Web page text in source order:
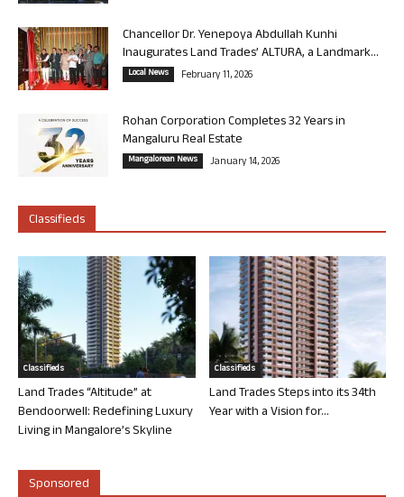
Chancellor Dr. Yenepoya Abdullah Kunhi
Inaugurates Land Trades’ ALTURA, a Landmark...
Local News February 11, 2026
Rohan Corporation Completes 32 Years in
Mangaluru Real Estate
Mangalorean News January 14, 2026
Classifieds
Classifieds
Land Trades “Altitude” at
Bendoorwell: Redefining Luxury
Living in Mangalore’s Skyline
Classifieds
Land Trades Steps into its 34th
Year with a Vision for...
Sponsored